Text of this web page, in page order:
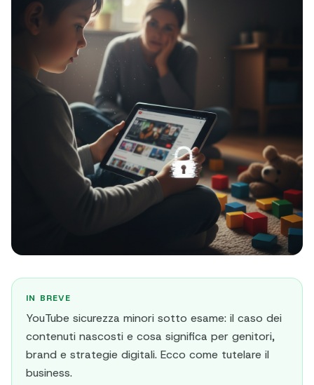
IN BREVE
YouTube sicurezza minori sotto esame: il caso dei
contenuti nascosti e cosa significa per genitori,
brand e strategie digitali. Ecco come tutelare il
business.